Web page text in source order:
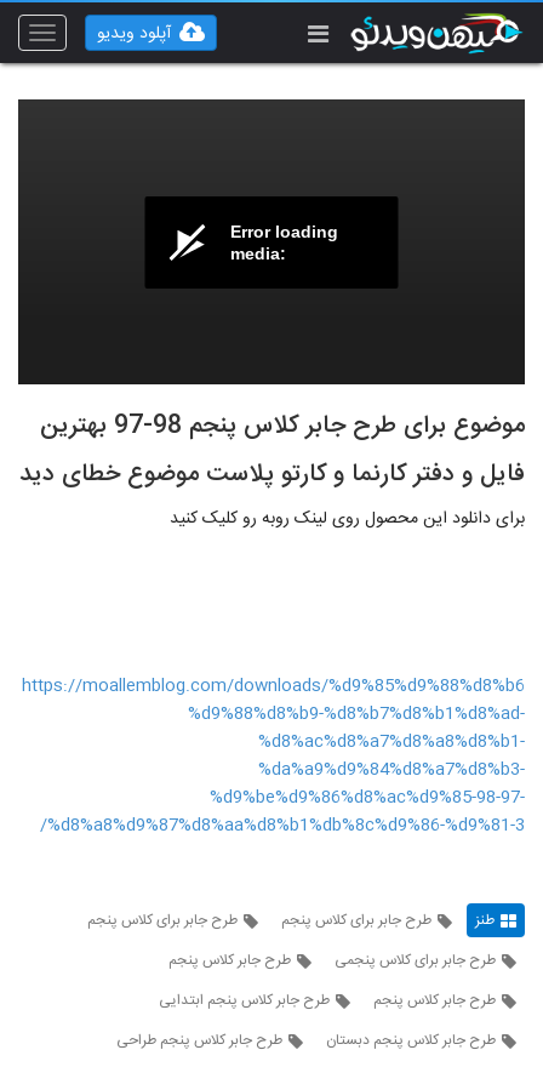
Toggle
آپلود ویدیو
Error loading
media:
موضوع برای طرح جابر کلاس پنجم 98-97 بهترین
فایل و دفتر کارنما و کارتو پلاست موضوع خطای دید
برای دانلود این محصول روی لینک روبه رو کلیک کنید
https://moallemblog.com/downloads/%d9%85%d9%88%d8%b6
%d9%88%d8%b9-%d8%b7%d8%b1%d8%ad-
%d8%ac%d8%a7%d8%a8%d8%b1-
%da%a9%d9%84%d8%a7%d8%b3-
%d9%be%d9%86%d8%ac%d9%85-98-97-
%d8%a8%d9%87%d8%aa%d8%b1%db%8c%d9%86-%d9%81-3/
طنز طرح جابر برای کلاس پنجم
طرح جابر برای کلاس پنجم
طرح جابر برای کلاس پنجمی
طرح جابر كلاس پنجم
طرح جابر کلاس پنجم
طرح جابر کلاس پنجم ابتدایی
طرح جابر کلاس پنجم دبستان
طرح جابر کلاس پنجم طراحی